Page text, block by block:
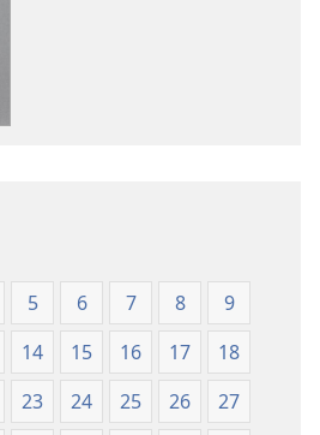
5 6 7 8
9
14 15 16 17
18
23 24 25 26
27